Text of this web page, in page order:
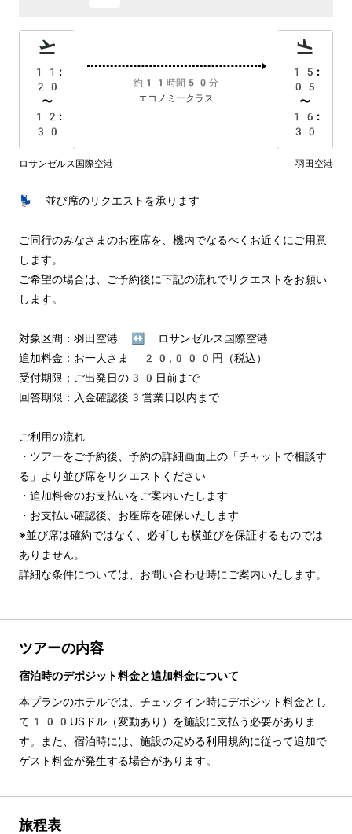
11:
20
〜
12:
30
約11時間50分
エコノミークラス
15:
05
〜
16:
30
ロサンゼルス国際空港 羽田空港
💺 並び席のリクエストを承ります
ご同行のみなさまのお座席を、機内でなるべくお近くにご用意
します。
ご希望の場合は、ご予約後に下記の流れでリクエストをお願い
します。
対象区間：羽田空港 ↔︎ ロサンゼルス国際空港
追加料金：お一人さま 20,000円（税込）
受付期限：ご出発日の30日前まで
回答期限：入金確認後3営業日以内まで
ご利用の流れ
・ツアーをご予約後、予約の詳細画面上の「チャットで相談す
る」より並び席をリクエストください
・追加料金のお支払いをご案内いたします
・お支払い確認後、お座席を確保いたします
※並び席は確約ではなく、必ずしも横並びを保証するものでは
ありません。
詳細な条件については、お問い合わせ時にご案内いたします。
ツアーの内容
宿泊時のデポジット料金と追加料金について
本プランのホテルでは、チェックイン時にデポジット料金とし
て100USドル（変動あり）を施設に支払う必要がありま
す。また、宿泊時には、施設の定める利用規約に従って追加で
ゲスト料金が発生する場合があります。
旅程表